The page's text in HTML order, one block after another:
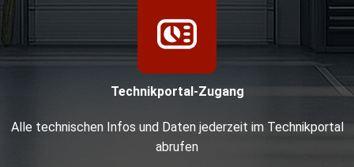
Technikportal-Zugang
Alle technischen Infos und Daten jederzeit im Technikportal
abrufen